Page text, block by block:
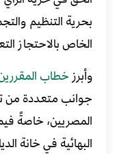
بحرية التنظيم
الخاص بالاحتجاز
وأبرزخطاب
جوانب متعددة من
المصريين، خاصةً
البهائية في خانة